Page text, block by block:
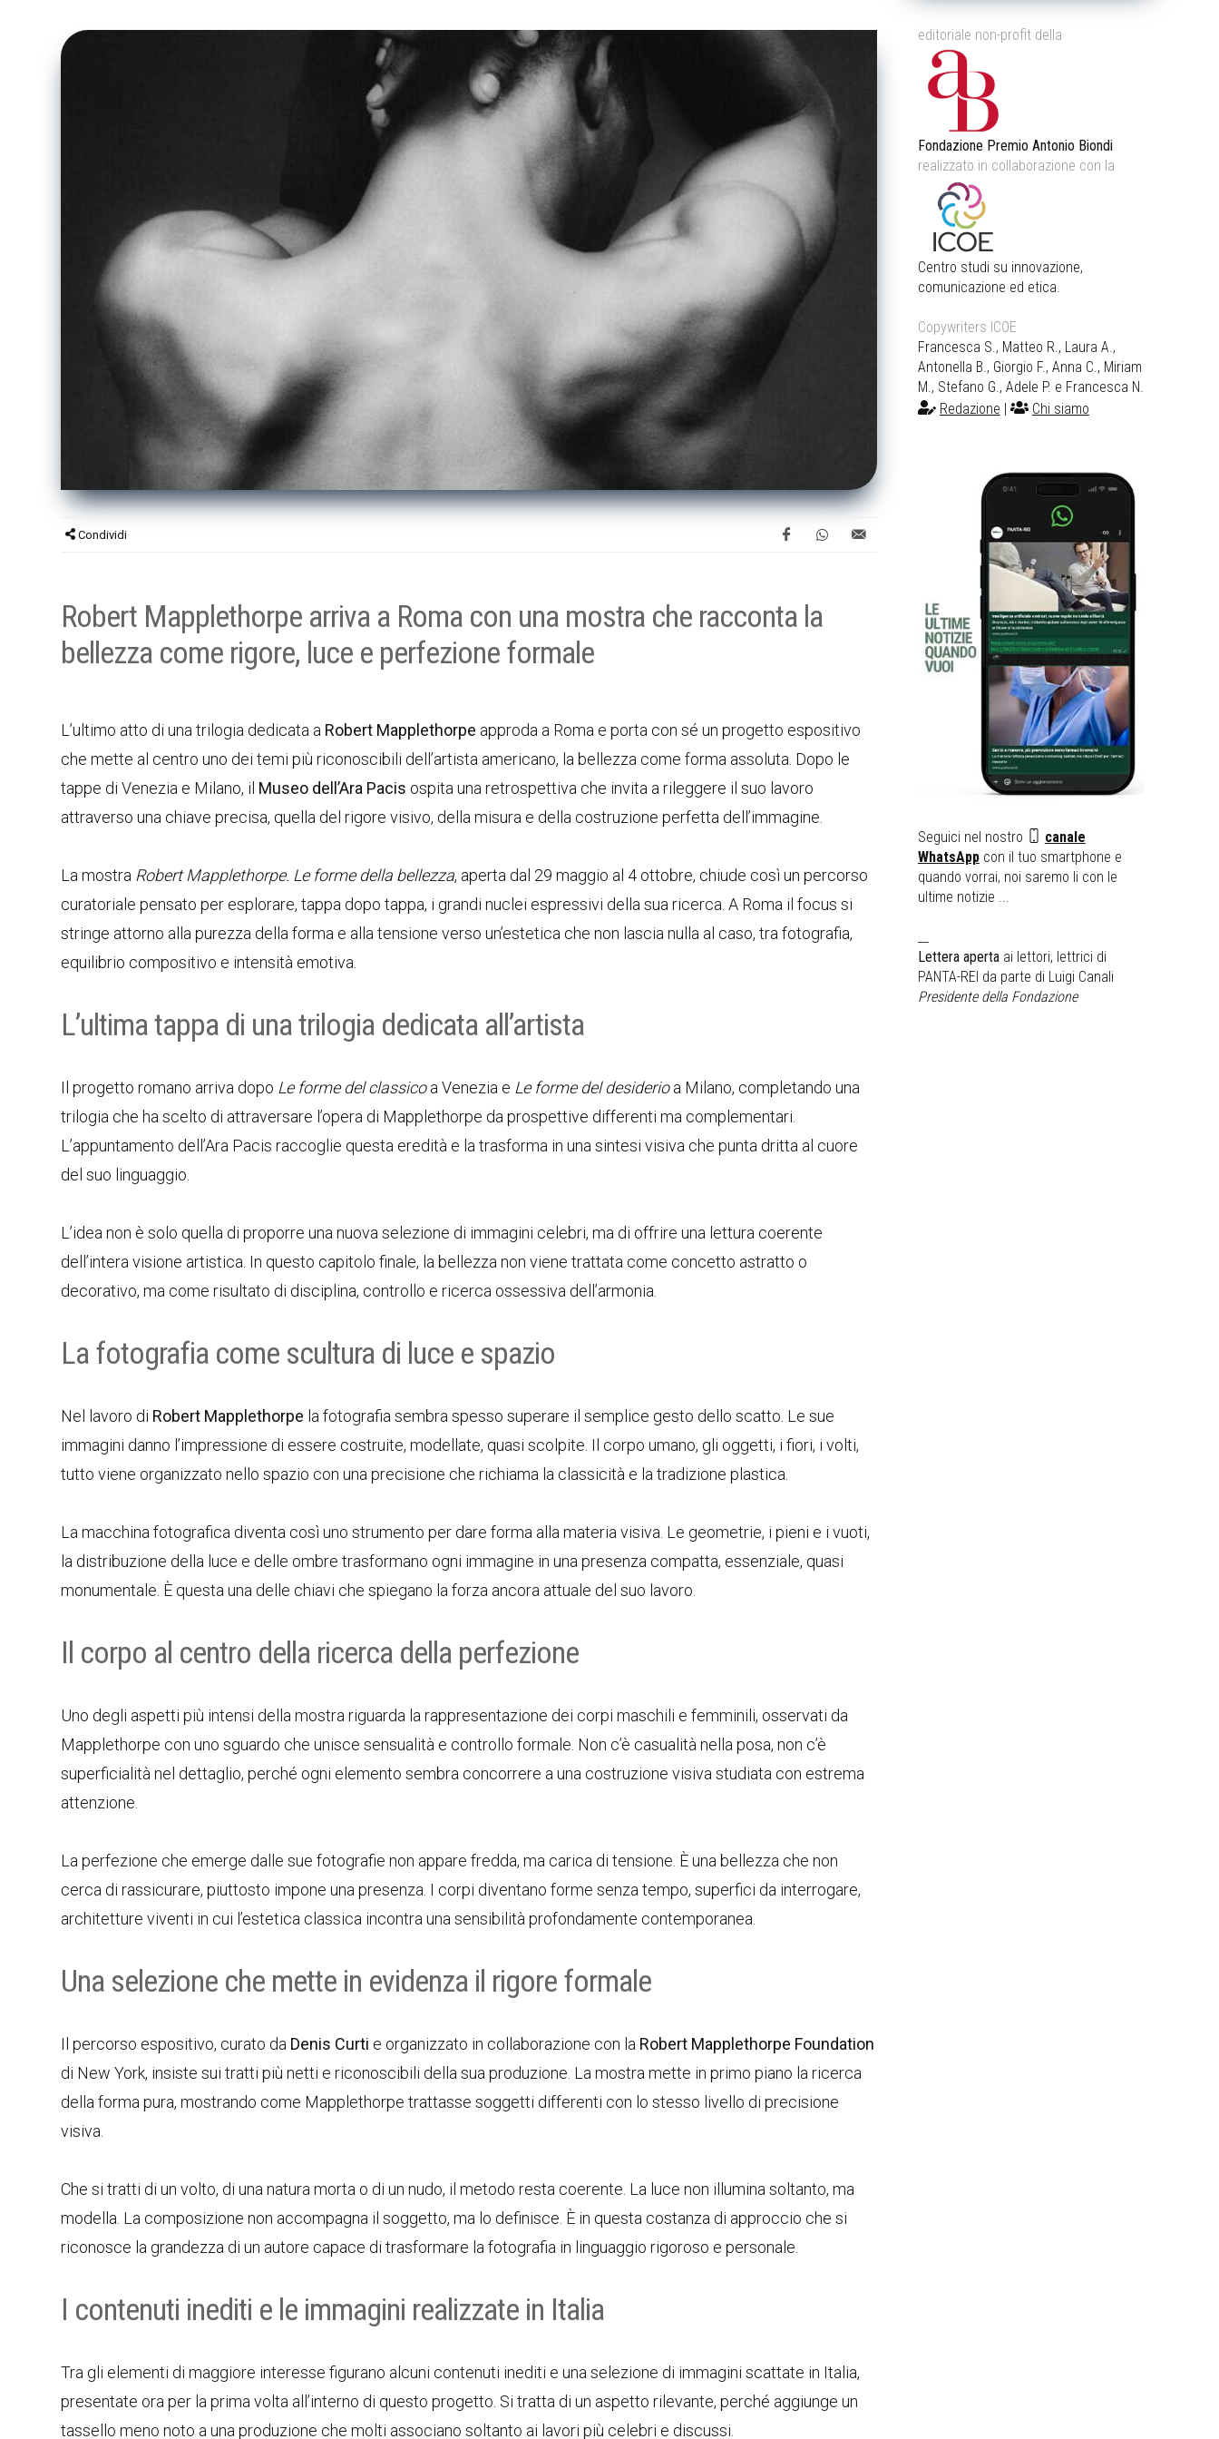
Condividi
Robert Mapplethorpe arriva a Roma con una mostra che racconta la
bellezza come rigore, luce e perfezione formale
L’ultimo atto di una trilogia dedicata a Robert Mapplethorpe approda a Roma e porta con sé un progetto espositivo
che mette al centro uno dei temi più riconoscibili dell’artista americano, la bellezza come forma assoluta. Dopo le
tappe di Venezia e Milano, il Museo dell’Ara Pacis ospita una retrospettiva che invita a rileggere il suo lavoro
attraverso una chiave precisa, quella del rigore visivo, della misura e della costruzione perfetta dell’immagine.
La mostra Robert Mapplethorpe. Le forme della bellezza, aperta dal 29 maggio al 4 ottobre, chiude così un percorso
curatoriale pensato per esplorare, tappa dopo tappa, i grandi nuclei espressivi della sua ricerca. A Roma il focus si
stringe attorno alla purezza della forma e alla tensione verso un’estetica che non lascia nulla al caso, tra fotografia,
equilibrio compositivo e intensità emotiva.
L’ultima tappa di una trilogia dedicata all’artista
Il progetto romano arriva dopo Le forme del classicoa Venezia e Le forme del desiderioa Milano, completando una
trilogia che ha scelto di attraversare l’opera di Mapplethorpe da prospettive differenti ma complementari.
L’appuntamento dell’Ara Pacis raccoglie questa eredità e la trasforma in una sintesi visiva che punta dritta al cuore
del suo linguaggio.
L’idea non è solo quella di proporre una nuova selezione di immagini celebri, ma di offrire una lettura coerente
dell’intera visione artistica. In questo capitolo finale, la bellezza non viene trattata come concetto astratto o
decorativo, ma come risultato di disciplina, controllo e ricerca ossessiva dell’armonia.
La fotografia come scultura di luce e spazio
Nel lavoro di Robert Mapplethorpe la fotografia sembra spesso superare il semplice gesto dello scatto. Le sue
immagini danno l’impressione di essere costruite, modellate, quasi scolpite. Il corpo umano, gli oggetti, i fiori, i volti,
tutto viene organizzato nello spazio con una precisione che richiama la classicità e la tradizione plastica.
La macchina fotografica diventa così uno strumento per dare forma alla materia visiva. Le geometrie, i pieni e i vuoti,
la distribuzione della luce e delle ombre trasformano ogni immagine in una presenza compatta, essenziale, quasi
monumentale. È questa una delle chiavi che spiegano la forza ancora attuale del suo lavoro.
Il corpo al centro della ricerca della perfezione
Uno degli aspetti più intensi della mostra riguarda la rappresentazione dei corpi maschili e femminili, osservati da
Mapplethorpe con uno sguardo che unisce sensualità e controllo formale. Non c’è casualità nella posa, non c’è
superficialità nel dettaglio, perché ogni elemento sembra concorrere a una costruzione visiva studiata con estrema
attenzione.
La perfezione che emerge dalle sue fotografie non appare fredda, ma carica di tensione. È una bellezza che non
cerca di rassicurare, piuttosto impone una presenza. I corpi diventano forme senza tempo, superfici da interrogare,
architetture viventi in cui l’estetica classica incontra una sensibilità profondamente contemporanea.
Una selezione che mette in evidenza il rigore formale
Il percorso espositivo, curato da Denis Curti e organizzato in collaborazione con la Robert Mapplethorpe Foundation
di New York, insiste sui tratti più netti e riconoscibili della sua produzione. La mostra mette in primo piano la ricerca
della forma pura, mostrando come Mapplethorpe trattasse soggetti differenti con lo stesso livello di precisione
visiva.
Che si tratti di un volto, di una natura morta o di un nudo, il metodo resta coerente. La luce non illumina soltanto, ma
modella. La composizione non accompagna il soggetto, ma lo definisce. È in questa costanza di approccio che si
riconosce la grandezza di un autore capace di trasformare la fotografia in linguaggio rigoroso e personale.
I contenuti inediti e le immagini realizzate in Italia
Tra gli elementi di maggiore interesse figurano alcuni contenuti inediti e una selezione di immagini scattate in Italia,
presentate ora per la prima volta all’interno di questo progetto. Si tratta di un aspetto rilevante, perché aggiunge un
tassello meno noto a una produzione che molti associano soltanto ai lavori più celebri e discussi.
editoriale non-profit della
Fondazione Premio Antonio Biondi
realizzato in collaborazione con la
Centro studi su innovazione,
comunicazione ed etica.
Copywriters ICOE
Francesca S., Matteo R., Laura A.,
Antonella B., Giorgio F., Anna C., Miriam
M., Stefano G., Adele P. e Francesca N.
Redazione
Chi siamo
Seguici nel nostro
canale
WhatsAppcon il tuo smartphone e
quando vorrai, noi saremo li con le
ultime notizie ...
Lettera apertaai lettori, lettrici di
PANTA-REI da parte di Luigi Canali
Presidente della Fondazione